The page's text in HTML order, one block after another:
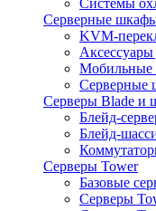
Системы
Серверные
KVM-
Мобильные
Серверные
Серверы Blade и
Блейд-
Блейд-
Серверы Tower
Базовые
Серверы